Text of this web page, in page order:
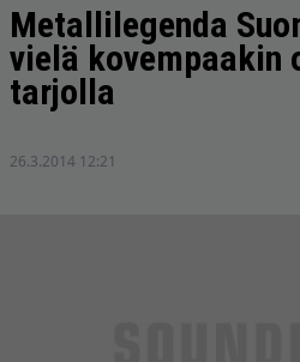
Metallilegenda
vielä kovempaakin
tarjolla
26.3.2014 12:21